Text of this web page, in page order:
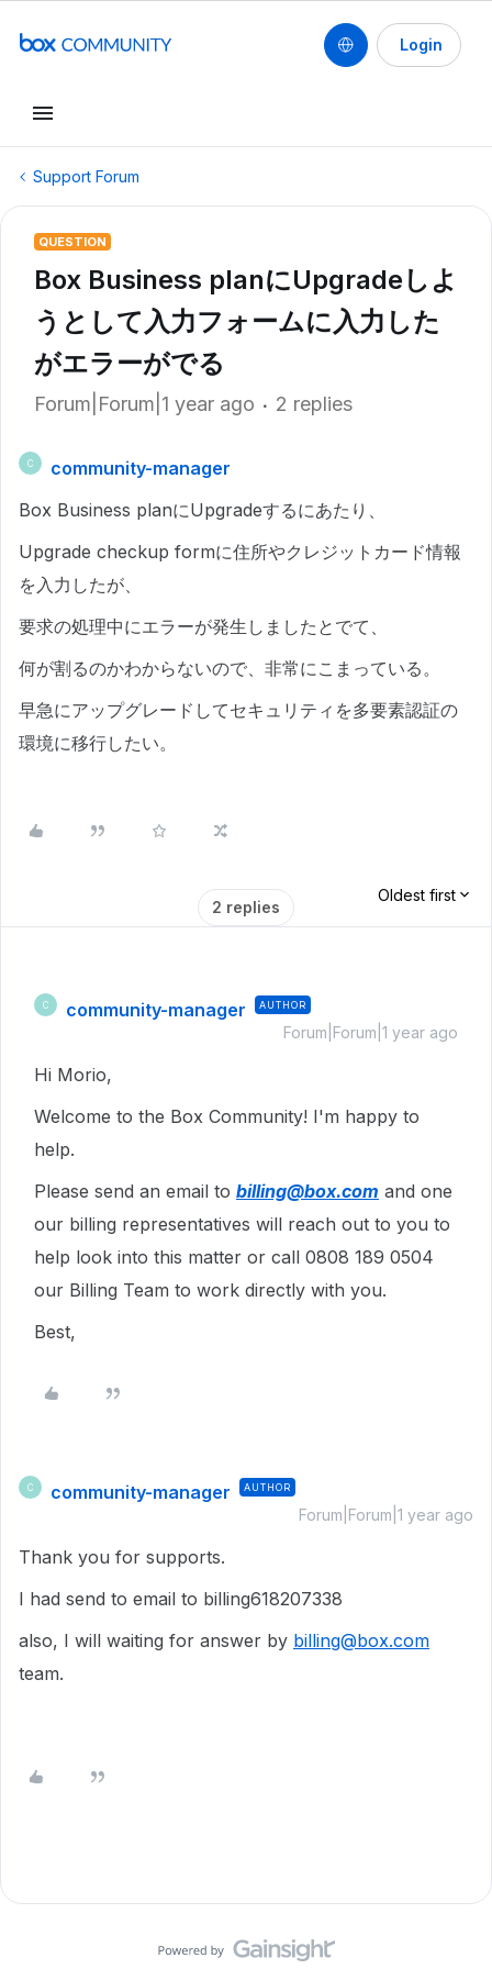
Login
Support Forum
QUESTION
Box Business planにUpgradeしよ
うとして入力フォームに入力した
がエラーがでる
Forum|Forum|1 year ago 2 replies
C
community-manager
Box Business planにUpgradeするにあたり、
Upgrade checkup formに住所やクレジットカード情報
を入力したが、
要求の処理中にエラーが発生しましたとでて、
何が割るのかわからないので、非常にこまっている。
早急にアップグレードしてセキュリティを多要素認証の
環境に移行したい。
2 replies
Oldest first
C community-manager AUTHOR
Forum|Forum|1 year ago
Hi Morio,
Welcome to the Box Community! I'm happy to
help.
Please send an email to billing@box.com and one
our billing representatives will reach out to you to
help look into this matter or call 0808 189 0504
our Billing Team to work directly with you.
Best,
C community-manager AUTHOR
Forum|Forum|1 year ago
Thank you for supports.
I had send to email to billing618207338
also, I will waiting for answer by billing@box.com
team.